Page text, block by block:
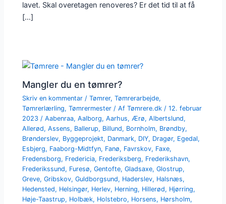
lavet. Skal overetagen renoveres? Er det tid til at få
[…]
Mangler du en tømrer?
Skriv en kommentar /Tømrer,Tømrerarbejde,
Tømrerlærling,Tømrermester / AfTømrere.dk/12. februar
2023/Aabenraa,Aalborg,Aarhus,Ærø,Albertslund,
Allerød,Assens, Ballerup, Billund, Bornholm, Brøndby,
Brønderslev, Byggeprojekt, Danmark, DIY, Dragør, Egedal,
Esbjerg, Faaborg-Midtfyn, Fanø, Favrskov, Faxe,
Fredensborg, Fredericia, Frederiksberg, Frederikshavn,
Frederikssund, Furesø,Gentofte,Gladsaxe,Glostrup,
Greve,Gribskov,Guldborgsund, Haderslev, Halsnæs,
Hedensted, Helsingør, Herlev, Herning, Hillerød, Hjørring,
Høje-Taastrup, Holbæk, Holstebro, Horsens, Hørsholm,